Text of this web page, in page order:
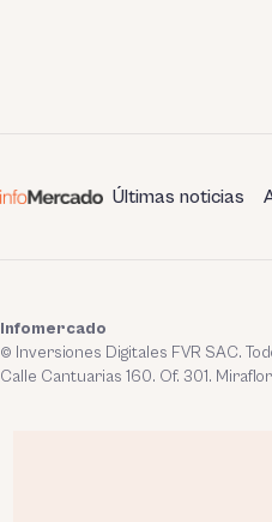
Últimas noticias
Infomercado
© Inversiones Digitales FVR SAC.
Calle Cantuarias 160. Of. 301.